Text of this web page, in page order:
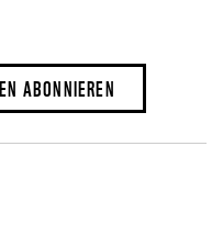
ABONNIEREN